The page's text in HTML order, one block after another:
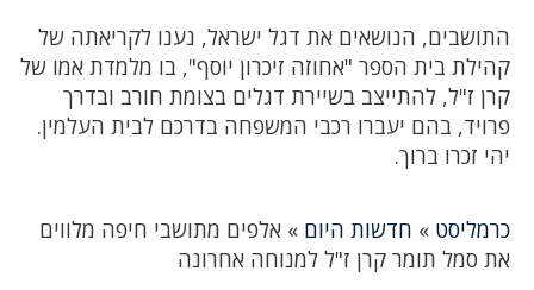
התושבים, הנושאים את דגל ישראל, נענו לקריאתה של
קהילת בית הספר "אחוזה זיכרון יוסף", בו מלמדת אמו של
קרן ז"ל, להתייצב בשיירת דגלים בצומת חורב ובדרך
פרויד, בהם יעברו רכבי המשפחה בדרכם לבית העלמין.
יהי זכרו ברוך.
כרמליסט » חדשות היום » אלפים מתושבי חיפה מלווים
את סמל תומר קרן ז"ל למנוחה אחרונה